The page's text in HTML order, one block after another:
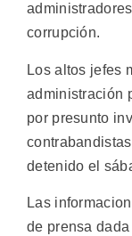
corrupción.
Los altos jefes
administración
por presunto
detenido el
Las
de prensa